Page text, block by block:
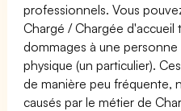
professionnels. Vous
Chargé / Chargée
dommages à une
physique (un particulier).
de manière peu fréquente,
causés par le métier de